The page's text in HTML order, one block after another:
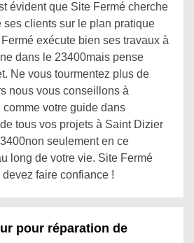
évident que Site Fermé cherche
ses clients sur le plan pratique
exécute bien ses travaux à
dans le 23400mais pense
Ne vous tourmentez plus de
nous vous conseillons à
votre guide dans
tous vos projets à Saint Dizier
seulement en ce
long de votre vie. Site Fermé
faire confiance !
pour réparation de